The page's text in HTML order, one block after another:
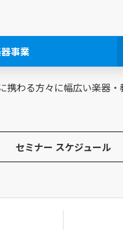
事業
携わる方々に幅広い楽器・
セミナー スケジュール